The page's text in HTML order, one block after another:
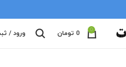
0
0 تومان ورود /